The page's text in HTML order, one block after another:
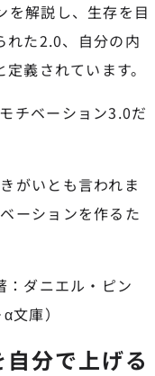
を解説し、生存を目
れた2.0、自分の内
義されています。
チベーション3.0だ
がいとも言われま
ーションを作るた
：ダニエル・ピン
文庫）
分で上げる